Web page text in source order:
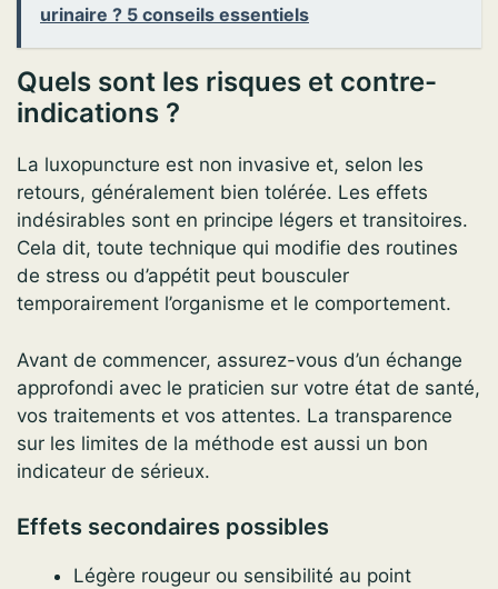
urinaire ? 5 conseils essentiels
Quels sont les risques et contre-
indications ?
La luxopuncture est non invasive et, selon les
retours, généralement bien tolérée. Les effets
indésirables sont en principe légers et transitoires.
Cela dit, toute technique qui modifie des routines
de stress ou d’appétit peut bousculer
temporairement l’organisme et le comportement.
Avant de commencer, assurez-vous d’un échange
approfondi avec le praticien sur votre état de santé,
vos traitements et vos attentes. La transparence
sur les limites de la méthode est aussi un bon
indicateur de sérieux.
Effets secondaires possibles
Légère rougeur ou sensibilité au point